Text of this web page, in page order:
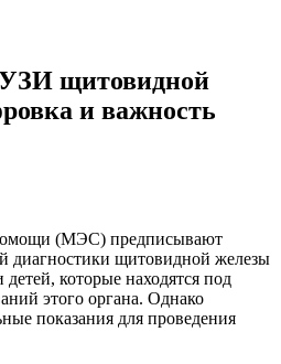
щитовидной
и важность
(МЭС) предписывают
диагностики щитовидной железы
которые находятся под
этого органа. Однако
показания для проведения